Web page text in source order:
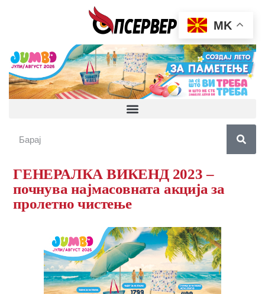
ГЕНЕРАЛКА ВИКЕНД 2023 –
почнува најмасовната акција за
пролетно чистење
MK